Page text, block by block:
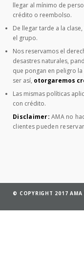
llegar al mínimo de
crédito o reembolso.
De llegar tarde a la
el grupo.
Nos reservamos el
desastres naturales,
que pongan en peligro
ser así, otorgaremos
Las mismas políticas
con crédito.
Disclaimer: AMA no
clientes pueden
© COPYRIGHT 2017 AMA